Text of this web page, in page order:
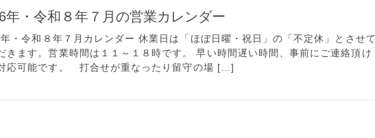
年・令和８年７月の営業カレンダー
・令和８年７月カレンダー 休業日は「ほぼ日曜・祝日」の「不定休」とさせて
きます。営業時間は１１～１８時です。 早い時間遅い時間、事前にご連絡頂け
応可能です。 打合せが重なったり留守の場 […]